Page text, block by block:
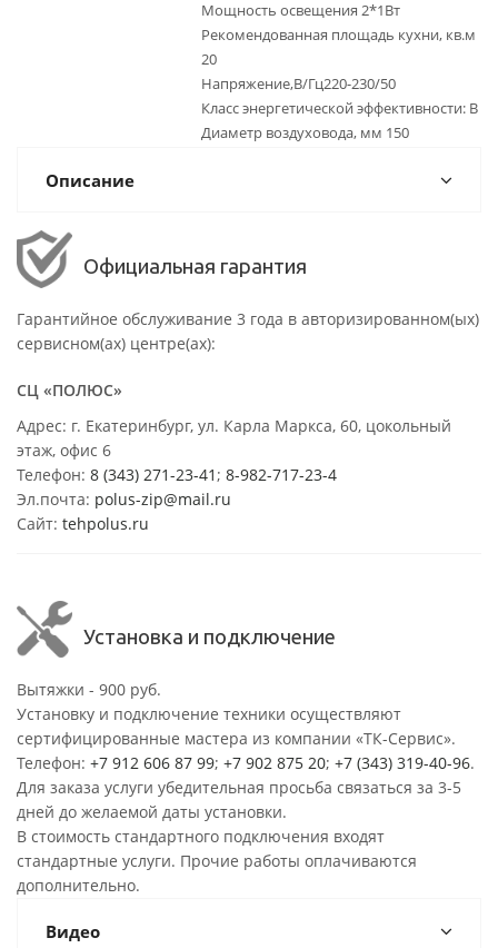
Мощность освещения 2*1Вт
Рекомендованная площадь кухни, кв.м
20
Напряжение,В/Гц220-230/50
Класс энергетической эффективности: B
Диаметр воздуховода, мм 150
Описание
Официальная гарантия
Гарантийное обслуживание 3 года в авторизированном(ых)
сервисном(ах) центре(ах):
СЦ «ПОЛЮС»
Адрес: г. Екатеринбург, ул. Карла Маркса, 60, цокольный
этаж, офис 6
Телефон: 8 (343) 271-23-41 ; 8-982-717-23-4
Эл.почта: polus-zip@mail.ru
Сайт: tehpolus.ru
Установка и подключение
Вытяжки - 900 руб.
Установку и подключение техники осуществляют
сертифицированные мастера из компании «ТК-Сервис».
Телефон: +7 912 606 87 99; +7 902 875 20; +7 (343) 319-40-96.
Для заказа услуги убедительная просьба связаться за 3-5
дней до желаемой даты установки.
В стоимость стандартного подключения входят
стандартные услуги. Прочие работы оплачиваются
дополнительно.
Видео